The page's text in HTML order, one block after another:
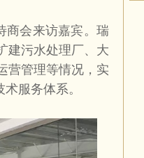
商会来访嘉宾。瑞
建污水处理厂、大
营管理等情况，实
服务体系。